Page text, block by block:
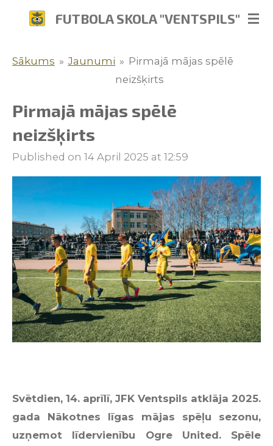
content
FUTBOLA SKOLA "VENTSPILS"
Sākums » Jaunumi » Pirmajā mājas spēlē
neizšķirts
Pirmajā mājas spēlē
neizšķirts
Published on 14 April 2025 at 12:59
Svētdien, 14. aprīlī, JFK Ventspils atklāja 2025.
gada Nākotnes līgas mājas spēļu sezonu,
uzņemot līdervienību Ogre United. Spēle